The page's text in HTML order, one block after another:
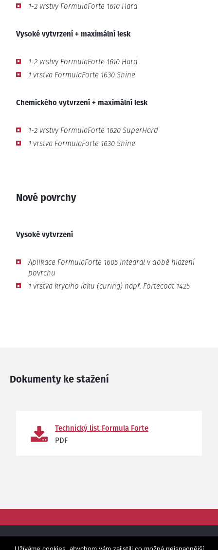
1-2 vrstvy FormulaForte 1610 Hard
Vysoké vytvrzení + maximální lesk
1-2 vrstvy FormulaForte 1610 Hard
1 vrstva FormulaForte 1630 Shine
Chemického vytvrzení + maximální lesk
1-2 vrstvy FormulaForte 1620 SuperHard
1 vrstva FormulaForte 1630 Shine
Nové povrchy
Vysoké vytvrzení
Aplikace FormulaForte 1605 Integral v době hlazení
povrchu
1 vrstva krycího laku (curing) např. Fortecoat 1425
Dokumenty ke stažení
Technický list Formula Forte
PDF
© 2005 -2026 | Fortelock.cz - součást skupinyFortemix,